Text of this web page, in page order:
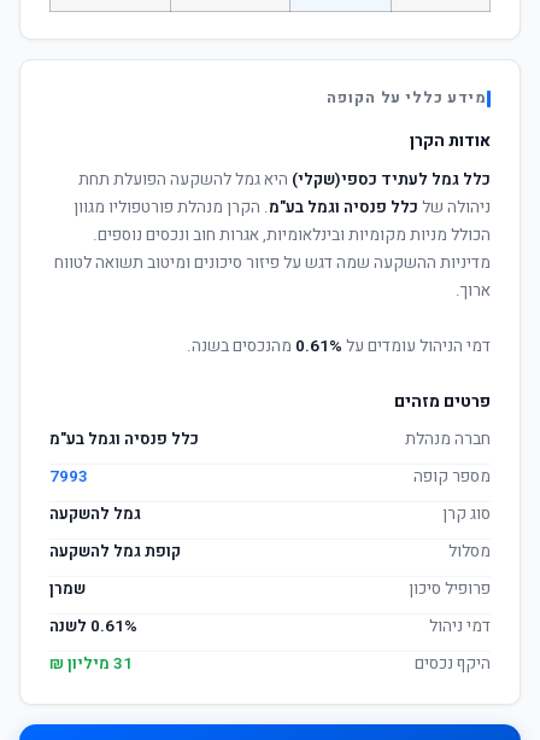
מידע כללי על הקופה
אודות הקרן
כלל גמל לעתיד כספי(שקלי) היא גמל להשקעה הפועלת תחת
ניהולה של כלל פנסיה וגמל בע"מ. הקרן מנהלת פורטפוליו מגוון
הכולל מניות מקומיות ובינלאומיות, אגרות חוב ונכסים נוספים.
מדיניות ההשקעה שמה דגש על פיזור סיכונים ומיטוב תשואה לטווח
ארוך.
דמי הניהול עומדים על 0.61% מהנכסים בשנה.
פרטים מזהים
חברה מנהלת
כלל פנסיה וגמל בע"מ
מספר קופה
7993
סוג קרן
גמל להשקעה
מסלול
קופת גמל להשקעה
פרופיל סיכון
שמרן
דמי ניהול
0.61% לשנה
היקף נכסים
31 מיליון ₪